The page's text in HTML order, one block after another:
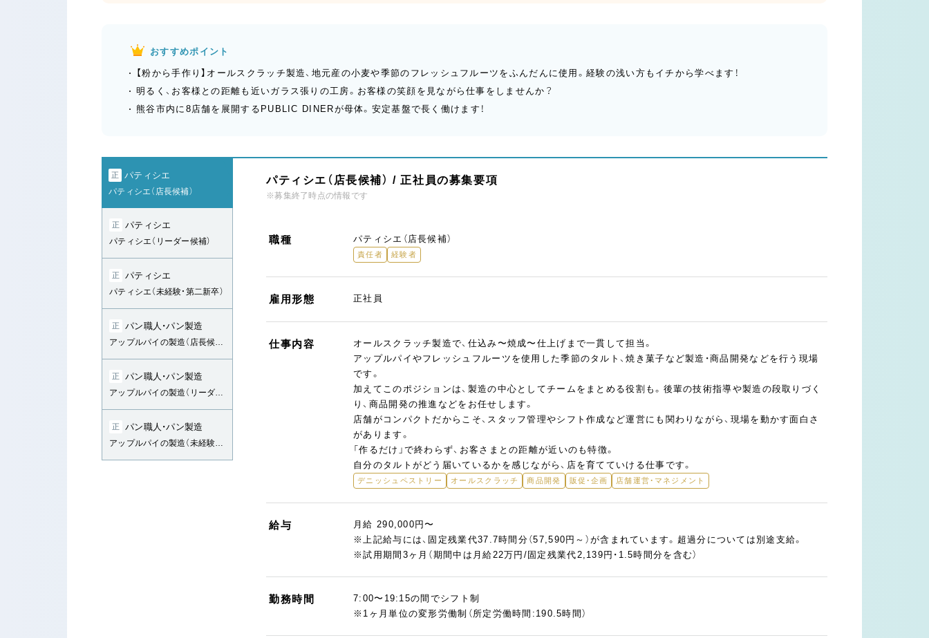
おすすめポイント
【粉から手作り】オールスクラッチ製造、地元産の小麦や季節のフレッシュフルーツをふんだんに使用。経験の浅い方もイチから学べます！
明るく、お客様との距離も近いガラス張りの工房。お客様の笑顔を見ながら仕事をしませんか？
熊谷市内に8店舗を展開するPUBLIC DINERが母体。安定基盤で長く働けます！
正 パティシエ
パティシエ（店長候補）
正 パティシエ
パティシエ（リーダー候補）
正 パティシエ
パティシエ（未経験・第二新卒）
正 パン職人・パン製造
アップルパイの製造（店長候補）
正 パン職人・パン製造
アップルパイの製造（リーダー候補）
正 パン職人・パン製造
アップルパイの製造（未経験・第二新卒）
パティシエ（店長候補） / 正社員の募集要項
※募集終了時点の情報です
職種 パティシエ（店長候補）
責任者 経験者
雇用形態 正社員
仕事内容
オールスクラッチ製造で、仕込み〜焼成〜仕上げまで一貫して担当。
アップルパイやフレッシュフルーツを使用した季節のタルト、焼き菓子など製造・商品開発などを行う現場
です。
加えてこのポジションは、製造の中心としてチームをまとめる役割も。後輩の技術指導や製造の段取りづく
り、商品開発の推進などをお任せします。
店舗がコンパクトだからこそ、スタッフ管理やシフト作成など運営にも関わりながら、現場を動かす面白さ
があります。
「作るだけ」で終わらず、お客さまとの距離が近いのも特徴。
自分のタルトがどう届いているかを感じながら、店を育てていける仕事です。
デニッシュペストリー オールスクラッチ 商品開発 販促・企画 店舗運営・マネジメント
給与
月給 290,000円〜
※上記給与には、固定残業代37.7時間分（57,590円～）が含まれています。超過分については別途支給。
※試用期間3ヶ月（期間中は月給22万円/固定残業代2,139円・1.5時間分を含む）
勤務時間
7:00〜19:15の間でシフト制
※1ヶ月単位の変形労働制（所定労働時間:190.5時間）